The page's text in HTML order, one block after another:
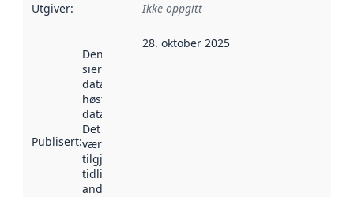
Utgiver: Ikke oppgitt
Publisert:
Denne datoen
sier når
datasettet ble
høstet av
data.norge.no.
Det kan ha
vært
tilgjengelig
tidligere
andre steder.
28. oktober 2025